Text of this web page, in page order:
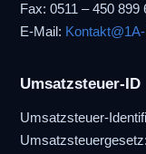
Fax: 0511 – 450 899
E-Mail:
Umsatzsteuer-ID
Umsatzsteuer-
Umsatzsteuergesetz: